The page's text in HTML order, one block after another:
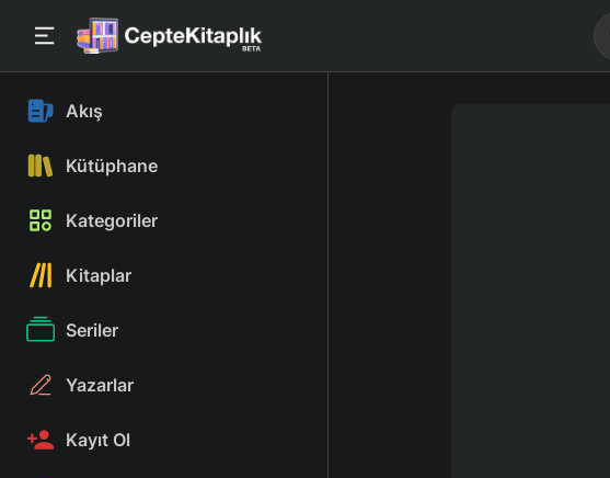
Akış
Kütüphane
Kategoriler
Kitaplar
Seriler
Yazarlar
Kayıt Ol